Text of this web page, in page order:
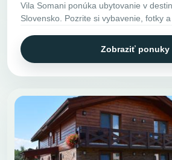
Vila Somani ponúka ubytovanie v
Slovensko. Pozrite si vybavenie, fotky
Zobraziť ponuky